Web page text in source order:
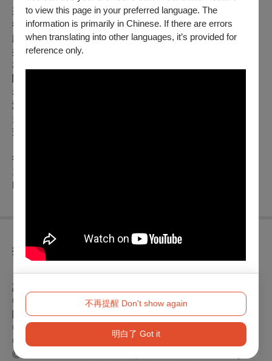
to view this page in your preferred language. The
information is primarily in Chinese. If there are errors
when translating into other languages, it’s provided for
reference only.
不再提醒 Don't show again
明白了 Got it
斑斑」感慨為求取美滿姻緣，女子只得「一代纏一代」，盼由
後天纏小腳之病態美感，博取未來的保障，女性日日夜夜與裹
腳布艱苦拔河，從腳底層升起的勇氣與冀盼，或許是騰空飛躍
擁抱成就的唯一希望。
本劇延請劇作家王瓊玲教授打造，透由瑰奇華麗的唱詞帶出深
閨女子的惆悵，場景經過精心提煉剪裁，將女子一生由青春至
老去，高低有致呈現飽滿張力。劇中女主角將以戲曲功夫踩蹺
演出，三寸金蓮的小腳舉重若輕，從臺北艋舺繁華歡場上婀娜
多姿的花魁女，到南部鄉野間遍走山路勉力維生的莊稼婦，金
蓮是她無法拒絕的存在與桎梏，將緊緊牽扯觀者心緒，女子當
行且珍重。
10/7、10/8嘉義場次購
https://www.opentix.life/event/1508656927914291202
折扣方案
※套票優惠:屏東戲劇節系列節目，任選2場以上，享75折優
惠。
◎身心障礙人士及陪同者1名購票5折優待，入場時應出示身心
障礙手冊，陪同者與身障者需同時入場
◎年滿65歲以上購票享5折（入場時請務必攜帶身份證)。
◎屏東藝遊卡會員享票價75折(每場限4張)
◎屏東縣民/工作者購票享8折（入場時請務必攜帶身份證)。